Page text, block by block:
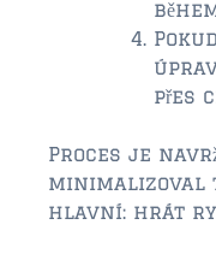
přes
Proces je
minimalizoval
hlavní: hrát